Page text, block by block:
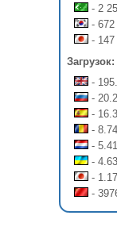
- 2
- 672
- 147
Загрузок:
-
-
-
-
-
-
-
-